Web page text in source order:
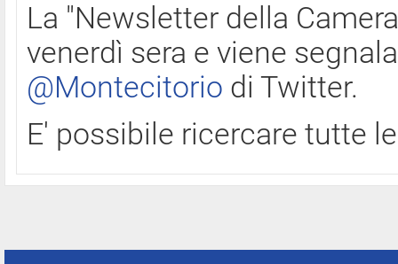
La "Newsletter della
venerdì sera e viene
@Montecitorio di Twitter.
E' possibile ricercare tutte